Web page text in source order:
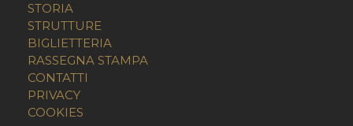
STORIA
STRUTTURE
BIGLIETTERIA
RASSEGNA STAMPA
CONTATTI
PRIVACY
COOKIES